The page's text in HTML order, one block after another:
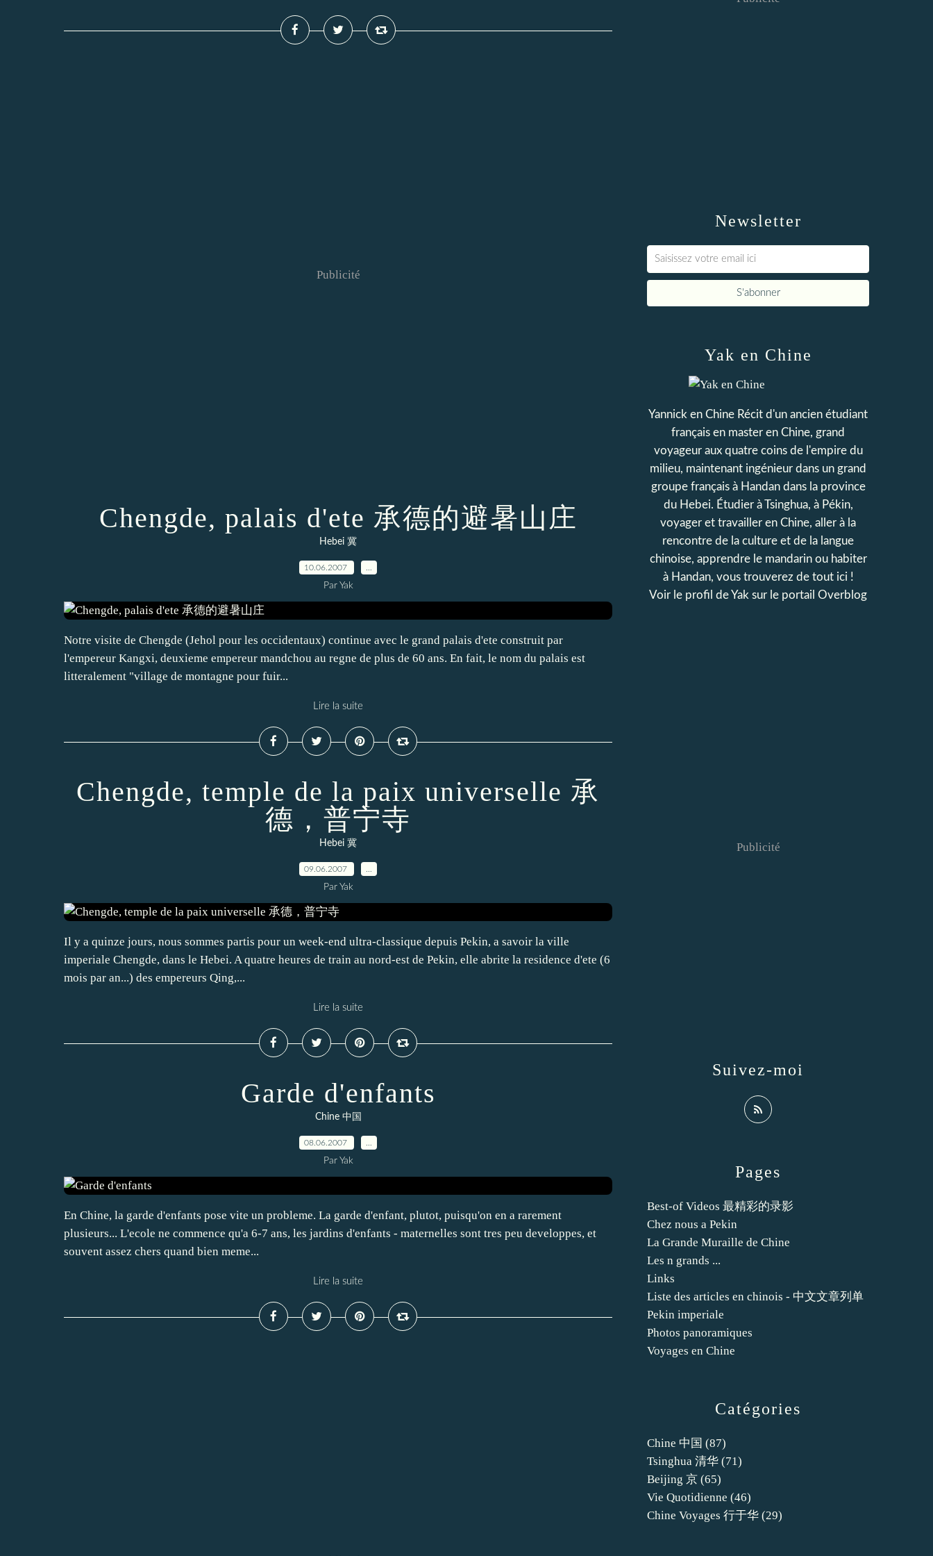
Publicité
Chengde, palais d'ete 承德的避暑山庄
Hebei 冀
10.06.2007
Par Yak
Notre visite de Chengde (Jehol pour les occidentaux) continue avec le grand palais d'ete construit par
l'empereur Kangxi, deuxieme empereur mandchou au regne de plus de 60 ans. En fait, le nom du palais est
litteralement "village de montagne pour fuir...
Lire la suite
Chengde, temple de la paix universelle 承
德，普宁寺
Hebei 冀
09.06.2007
Par Yak
Il y a quinze jours, nous sommes partis pour un week-end ultra-classique depuis Pekin, a savoir la ville
imperiale Chengde, dans le Hebei. A quatre heures de train au nord-est de Pekin, elle abrite la residence d'ete (6
mois par an...) des empereurs Qing,...
Lire la suite
Garde d'enfants
Chine 中国
08.06.2007
Par Yak
En Chine, la garde d'enfants pose vite un probleme. La garde d'enfant, plutot, puisqu'on en a rarement
plusieurs... L'ecole ne commence qu'a 6-7 ans, les jardins d'enfants - maternelles sont tres peu developpes, et
souvent assez chers quand bien meme...
Lire la suite
Newsletter
Catégories
Chine 中国 (87)
Tsinghua 清华 (71)
Beijing 京 (65)
Vie Quotidienne (46)
Chine Voyages 行于华 (29)
Pages
Best-of Videos 最精彩的录影
Chez nous a Pekin
La Grande Muraille de Chine
Les n grands ...
Links
Liste des articles en chinois - 中文文章列单
Pekin imperiale
Photos panoramiques
Voyages en Chine
Yak en Chine
Yannick en Chine Récit d'un ancien étudiant
français en master en Chine, grand
voyageur aux quatre coins de l'empire du
milieu, maintenant ingénieur dans un grand
groupe français à Handan dans la province
du Hebei. Étudier à Tsinghua, à Pékin,
voyager et travailler en Chine, aller à la
rencontre de la culture et de la langue
chinoise, apprendre le mandarin ou habiter
à Handan, vous trouverez de tout ici !
Voir le profil deYak sur le portail Overblog
Suivez-moi
Publicité